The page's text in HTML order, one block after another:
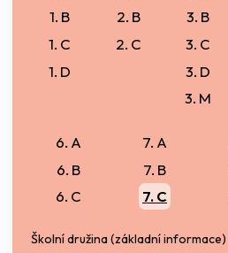
1. B
1. C
1. D
2. B
2. C
3. B
3. C
3. D
3. M
6. A
6. B
6. C
7. A
7. B
7. C
Školní družina (základní informace)